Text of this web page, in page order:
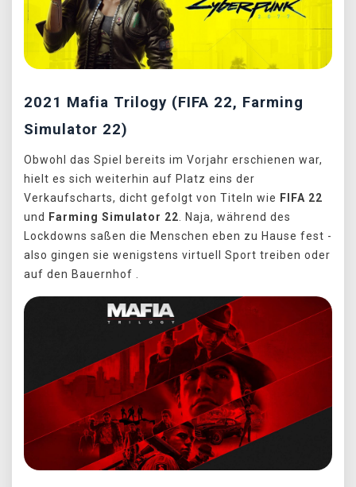
2021 Mafia Trilogy (FIFA 22, Farming
Simulator 22)
Obwohl das Spiel bereits im Vorjahr erschienen war,
hielt es sich weiterhin auf Platz eins der
Verkaufscharts, dicht gefolgt von Titeln wie FIFA 22
und
Farming Simulator 22. Naja, während des
Lockdowns saßen die Menschen eben zu Hause fest -
also gingen sie wenigstens virtuell Sport treiben oder
auf den Bauernhof .